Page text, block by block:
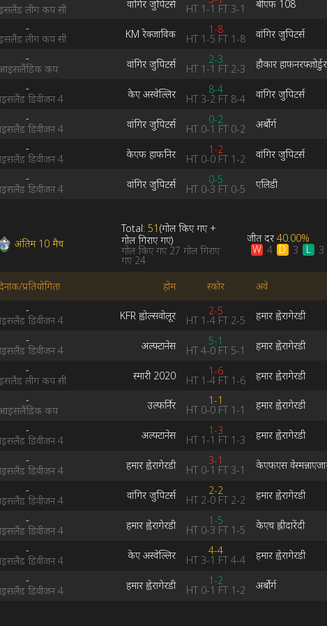
लीग कप सी
वांगिर जुपिटर्स HT 1-1 FT 3-1
बीएफ 108
-
लीग कप सी
KM रेक्जाविक 1-8
HT 1-5 FT 1-8
वांगिर जुपिटर्स
-
कप
वांगिर जुपिटर्स 2-3
HT 1-1 FT 2-3
हौकार हाफनरफ्ज़ोर्डुर
-
डिवीजन 4
केए अस्वेल्लिर 8-4
HT 3-2 FT 8-4
वांगिर जुपिटर्स
-
डिवीजन 4
वांगिर जुपिटर्स 0-2
HT 0-1 FT 0-2
अर्बोर्ग
-
डिवीजन 4
केएफ हाफनिर 1-2
HT 0-0 FT 1-2
वांगिर जुपिटर्स
-
डिवीजन 4
वांगिर जुपिटर्स 0-5
HT 0-3 FT 0-5 एलिडी
अंतिम 10 मैच
Total:51 (गोल किए गए+
गोल गिराए गए)
गोल किए गए 27 गोल गिराए
गए 24
जीत दर 40.00%
W 4 D 3 L 3
प्रतियोगिता होम स्कोर
अवे
-
डिवीजन 4
KFR ह्वोल्सवोलूर 2-5
HT 1-4 FT 2-5
हमार ह्वेरागेरडी
-
डिवीजन 4
अल्फ्टानेस 5-1
HT4-0 FT 5-1
हमार ह्वेरागेरडी
-
लीग कप सी
स्मारी 2020 1-6
HT 1-4 FT 1-6
हमार ह्वेरागेरडी
-
कप
उल्फर्निर 1-1
HT 0-0 FT 1-1
हमार ह्वेरागेरडी
-
डिवीजन 4
अल्फ्टानेस 1-3
HT 1-1 FT 1-3
हमार ह्वेरागेरडी
-
डिवीजन 4
हमार ह्वेरागेरडी 3-1
HT 0-1 FT 3-1
केएफएस
-
डिवीजन 4
वांगिर जुपिटर्स 2-2
HT 2-0 FT 2-2
हमार ह्वेरागेरडी
-
डिवीजन 4
हमार ह्वेरागेरडी 1-5
HT 0-3 FT 1-5
केएच ह्लीदारेंदी
-
डिवीजन 4
केए अस्वेल्लिर 4-4
HT 3-1 FT4-4
हमार ह्वेरागेरडी
-
डिवीजन 4
हमार ह्वेरागेरडी 1-2
HT 0-1 FT 1-2 अर्बोर्ग